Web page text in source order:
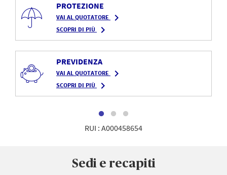
PROTEZIONE
VAI AL QUOTATORE navigate_next
SCOPRI DI PIÙ navigate_next
PREVIDENZA
VAI AL QUOTATORE navigate_next
SCOPRI DI PIÙ navigate_next
RUI : A000458654
Sedi e recapiti